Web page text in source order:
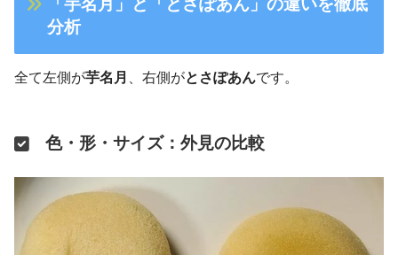
「芋名月」と「とさぽあん」の違いを徹底
分析
全て左側が芋名月 、右側がとさぽあんです。
色・形・サイズ：外見の比較